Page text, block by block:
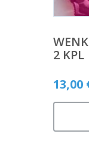
2 KPL
13,00